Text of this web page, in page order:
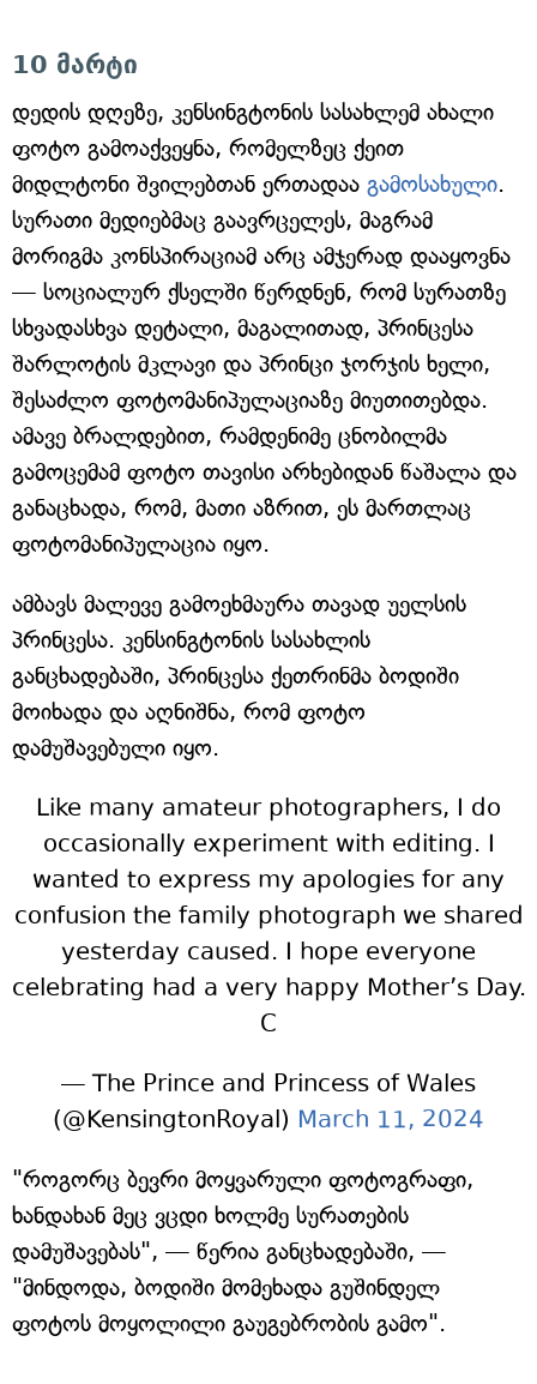
10 მარტი
დედის დღეზე, კენსინგტონის სასახლემ ახალი
ფოტო გამოაქვეყნა, რომელზეც ქეით
მიდლტონი შვილებთან ერთადაა გამოსახული.
სურათი მედიებმაც გაავრცელეს, მაგრამ
მორიგმა კონსპირაციამ არც ამჯერად დააყოვნა
— სოციალურ ქსელში წერდნენ, რომ სურათზე
სხვადასხვა დეტალი, მაგალითად, პრინცესა
შარლოტის მკლავი და პრინცი ჯორჯის ხელი,
შესაძლო ფოტომანიპულაციაზე მიუთითებდა.
ამავე ბრალდებით, რამდენიმე ცნობილმა
გამოცემამ ფოტო თავისი არხებიდან წაშალა და
განაცხადა, რომ, მათი აზრით, ეს მართლაც
ფოტომანიპულაცია იყო.
ამბავს მალევე გამოეხმაურა თავად უელსის
პრინცესა. კენსინგტონის სასახლის
განცხადებაში, პრინცესა ქეთრინმა ბოდიში
მოიხადა და აღნიშნა, რომ ფოტო
დამუშავებული იყო.
Like many amateur photographers, I do
occasionally experiment with editing. I
wanted to express my apologies for any
confusion the family photograph we shared
yesterday caused. I hope everyone
celebrating had a very happy Mother’s Day.
C
— The Prince and Princess of Wales
(@KensingtonRoyal) March 11, 2024
"როგორც ბევრი მოყვარული ფოტოგრაფი,
ხანდახან მეც ვცდი ხოლმე სურათების
დამუშავებას", — წერია განცხადებაში, —
"მინდოდა, ბოდიში მომეხადა გუშინდელ
ფოტოს მოყოლილი გაუგებრობის გამო".